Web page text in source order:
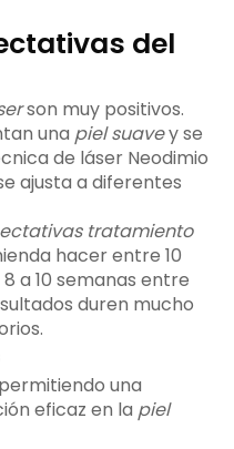
del
son muy positivos.
una piel suavey se
de láser Neodimio
ajusta a diferentes
tratamiento
hacer entre 10
a 10 semanas entre
duren mucho
una
eficaz en la piel